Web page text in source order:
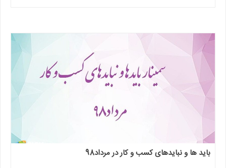
باید ها و نبایدهای کسب و کار در مرداد98